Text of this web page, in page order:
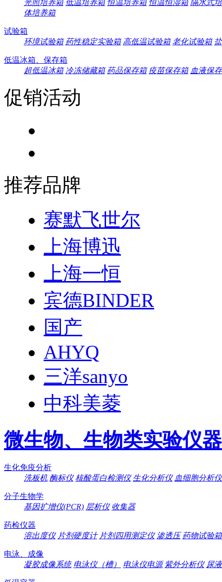
光照培养箱 低温培养箱 恒温培养箱 恒温恒湿箱 隔水式
体培养箱
试验箱
环境试验箱 药性稳定实验箱 高低温试验箱 老化试验箱
低温冰箱、保存箱
超低温冰箱 冷冻储藏箱 药品保存箱 疫苗保存箱 血液保
促销活动
推荐品牌
赛默飞世尔
上海博迅
上海一恒
宾德BINDER
国产
AHYQ
三洋sanyo
中科美菱
微生物、生物类实验仪器
生化免疫分析
洗板机 酶标仪 核酸蛋白检测仪 生化分析仪 血细胞分析仪
分子生物学
基因扩增仪(PCR) 层析仪 收集器
药检仪器
溶出度仪 片剂硬度计 片剂四用测定仪 渗透压 药物试验箱
电泳、成像
凝胶成像系统 电泳仪（槽） 电泳仪电源 紫外分析仪 尿